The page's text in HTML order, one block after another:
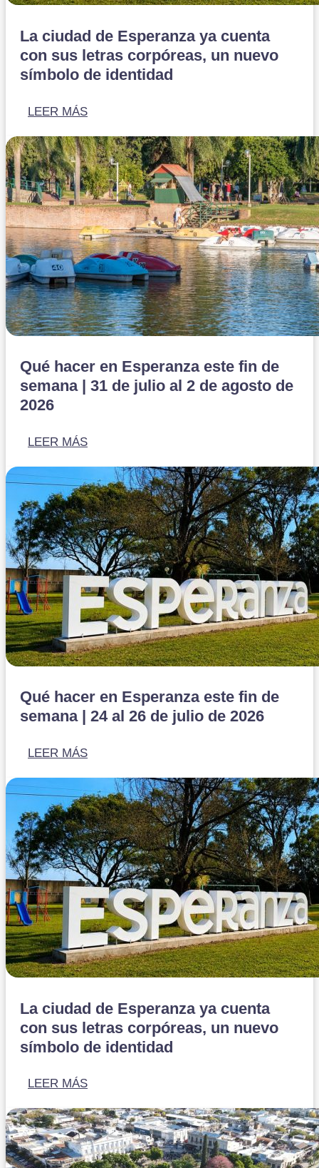
La ciudad de Esperanza ya cuenta
con sus letras corpóreas, un nuevo
símbolo de identidad
LEER MÁS
Qué hacer en Esperanza este fin de
semana | 31 de julio al 2 de agosto de
2026
LEER MÁS
Qué hacer en Esperanza este fin de
semana | 24 al 26 de julio de 2026
LEER MÁS
La ciudad de Esperanza ya cuenta
con sus letras corpóreas, un nuevo
símbolo de identidad
LEER MÁS